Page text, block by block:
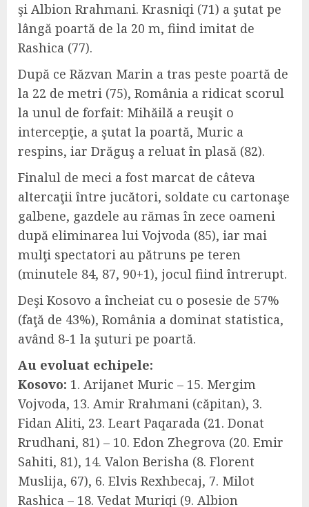
şi Albion Rrahmani. Krasniqi (71) a şutat pe
lângă poartă de la 20 m, fiind imitat de
Rashica (77).
După ce Răzvan Marin a tras peste poartă de
la 22 de metri (75), România a ridicat scorul
la unul de forfait: Mihăilă a reuşit o
intercepţie, a şutat la poartă, Muric a
respins, iar Drăguş a reluat în plasă (82).
Finalul de meci a fost marcat de câteva
altercaţii între jucători, soldate cu cartonaşe
galbene, gazdele au rămas în zece oameni
după eliminarea lui Vojvoda (85), iar mai
mulţi spectatori au pătruns pe teren
(minutele 84, 87, 90+1), jocul fiind întrerupt.
Deşi Kosovo a încheiat cu o posesie de 57%
(faţă de 43%), România a dominat statistica,
având 8-1 la şuturi pe poartă.
Au evoluat echipele:
Kosovo: 1. Arijanet Muric – 15. Mergim
Vojvoda, 13. Amir Rrahmani (căpitan), 3.
Fidan Aliti, 23. Leart Paqarada (21. Donat
Rrudhani, 81) – 10. Edon Zhegrova (20. Emir
Sahiti, 81), 14. Valon Berisha (8. Florent
Muslija, 67), 6. Elvis Rexhbecaj, 7. Milot
Rashica – 18. Vedat Muriqi (9. Albion